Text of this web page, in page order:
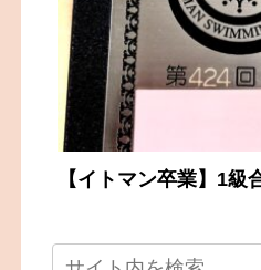
【イトマン卒業】1級